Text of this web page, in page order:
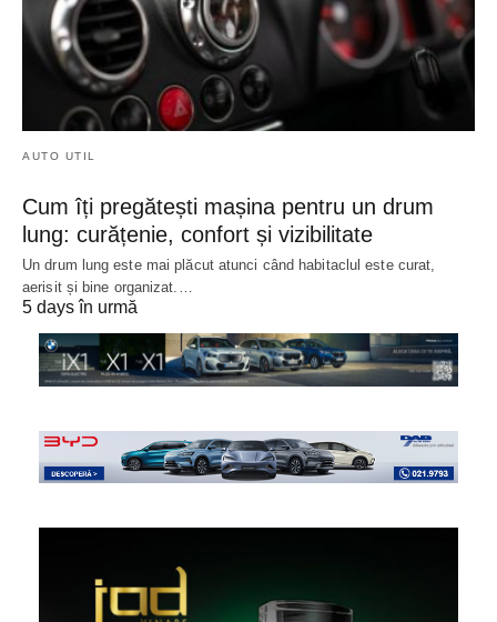
AUTO UTIL
Cum îți pregătești mașina pentru un drum
lung: curățenie, confort și vizibilitate
Un drum lung este mai plăcut atunci când habitaclul este curat,
aerisit și bine organizat.…
5 days în urmă